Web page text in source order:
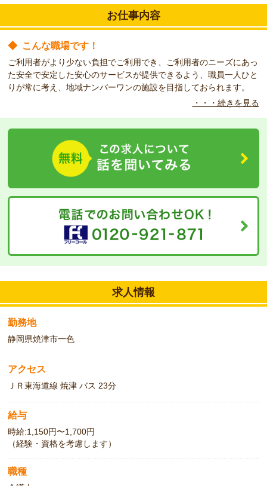
お仕事内容
◆ こんな職場です！
ご利用者がより少ない負担でご利用でき、ご利用者のニーズにあっ
た安全で安定した安心のサービスが提供できるよう、職員一人ひと
りが常に考え、地域ナンバーワンの施設を目指しておられます。
お気軽にお問合せください！
・・・続きを見る
求人情報
勤務地
静岡県焼津市一色
アクセス
ＪＲ東海道線 焼津 バス 23分
給与
時給:1,150円〜1,700円
（経験・資格を考慮します）
職種